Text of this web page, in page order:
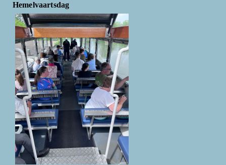
Hemelvaartsdag